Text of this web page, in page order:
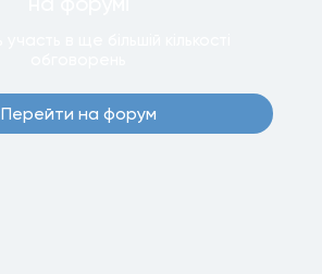
Перейти на форум